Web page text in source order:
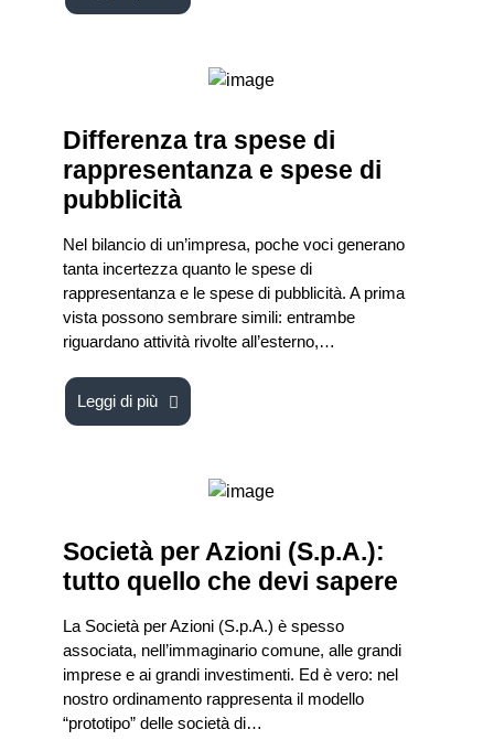
Differenza tra spese di
rappresentanza e spese di
pubblicità
Nel bilancio di un’impresa, poche voci generano
tanta incertezza quanto le spese di
rappresentanza e le spese di pubblicità. A prima
vista possono sembrare simili: entrambe
riguardano attività rivolte all’esterno,…
Leggi di più
Società per Azioni (S.p.A.):
tutto quello che devi sapere
La Società per Azioni (S.p.A.) è spesso
associata, nell’immaginario comune, alle grandi
imprese e ai grandi investimenti. Ed è vero: nel
nostro ordinamento rappresenta il modello
“prototipo” delle società di…